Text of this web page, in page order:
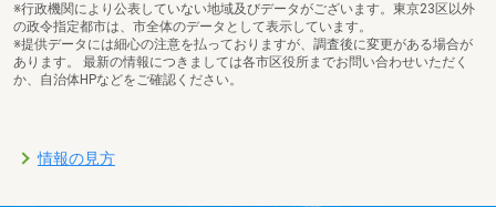
※行政機関により公表していない地域及びデータがございます。東京23区以外
の政令指定都市は、市全体のデータとして表示しています。
※提供データには細心の注意を払っておりますが、調査後に変更がある場合が
あります。 最新の情報につきましては各市区役所までお問い合わせいただく
か、自治体HPなどをご確認ください。
情報の見方